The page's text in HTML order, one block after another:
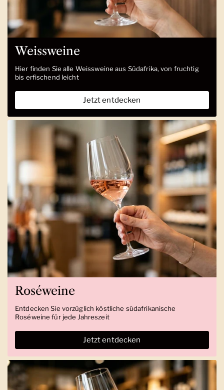
Weissweine
Hier finden Sie alle Weissweine aus Südafrika, von fruchtig
bis erfischend leicht
Jetzt entdecken
Roséweine
Entdecken Sie vorzüglich köstliche südafrikanische
Roséweine für jede Jahreszeit
Jetzt entdecken